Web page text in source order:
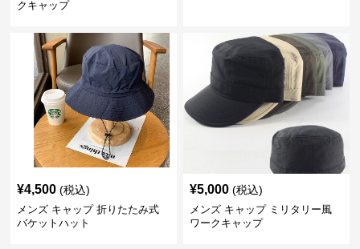
クキャップ
¥4,500 (税込)
メンズ キャップ 折りたたみ式
バケットハット
¥5,000 (税込)
メンズ キャップ ミリタリー風
ワークキャップ